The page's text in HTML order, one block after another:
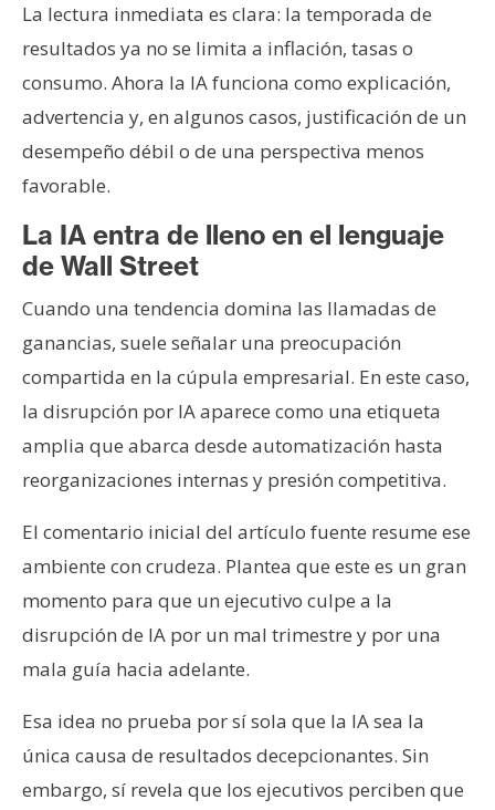
La lectura inmediata es clara: la temporada de
resultados ya no se limita a inflación, tasas o
consumo. Ahora la IA funciona como explicación,
advertencia y, en algunos casos, justificación de un
desempeño débil o de una perspectiva menos
favorable.
La IA entra de lleno en el lenguaje
de Wall Street
Cuando una tendencia domina las llamadas de
ganancias, suele señalar una preocupación
compartida en la cúpula empresarial. En este caso,
la disrupción por IA aparece como una etiqueta
amplia que abarca desde automatización hasta
reorganizaciones internas y presión competitiva.
El comentario inicial del artículo fuente resume ese
ambiente con crudeza. Plantea que este es un gran
momento para que un ejecutivo culpe a la
disrupción de IA por un mal trimestre y por una
mala guía hacia adelante.
Esa idea no prueba por sí sola que la IA sea la
única causa de resultados decepcionantes. Sin
embargo, sí revela que los ejecutivos perciben que